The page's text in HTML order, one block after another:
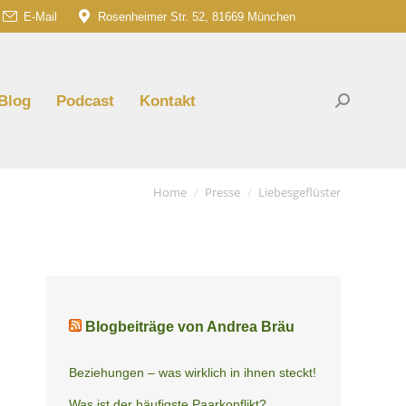
E-Mail Rosenheimer Str. 52, 81669 München
Podcast Kontakt Search:
You are here:
Home Presse Liebesgeflüster
Blogbeiträge von Andrea Bräu
Beziehungen – was wirklich in ihnen steckt!